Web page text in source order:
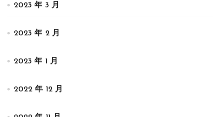
2023 年 3 月
2023 年 2 月
2023 年 1 月
2022 年 12 月